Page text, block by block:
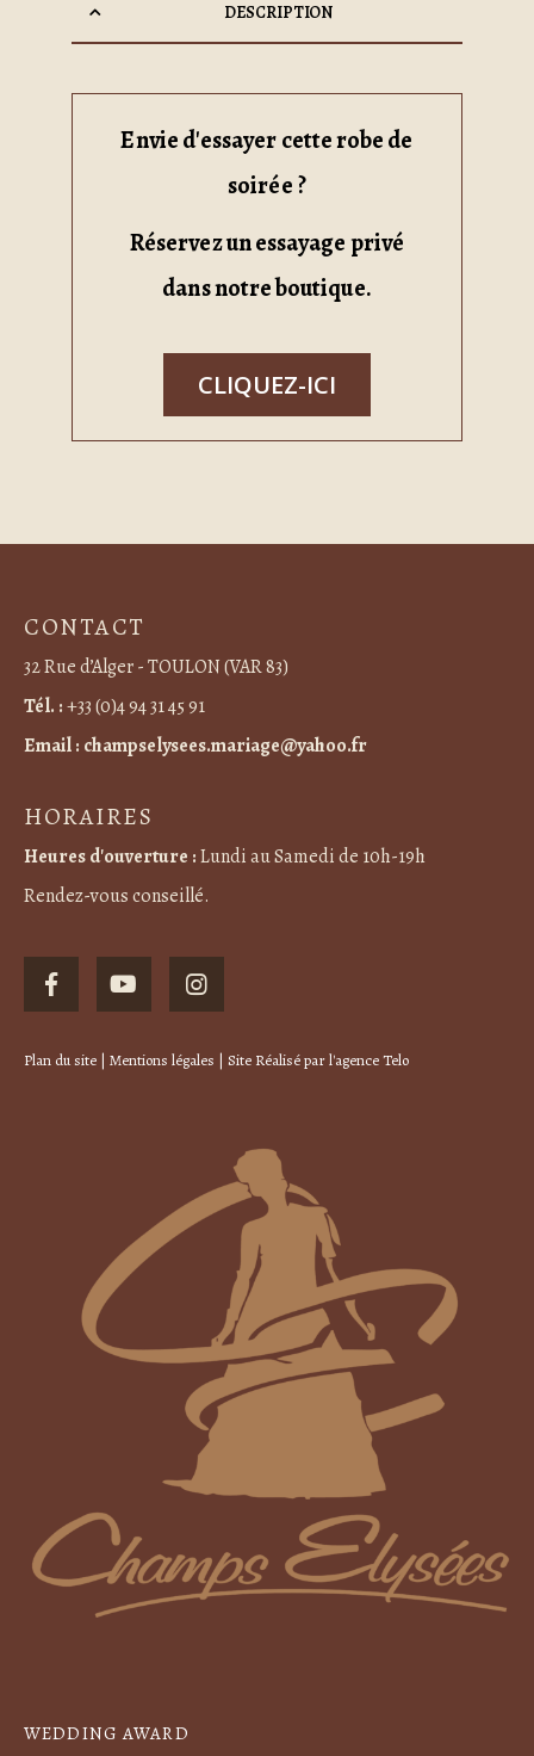
DESCRIPTION
Envie d'essayer cette robe de
soirée ?
Réservez un essayage privé
dans notre boutique.
CLIQUEZ-ICI
CONTACT
32 Rue d’Alger - TOULON (VAR 83)
Tél. :+33 (0)4 94 31 45 91
Email : champselysees.mariage@yahoo.fr
HORAIRES
Heures d'ouverture :Lundi au Samedi de 10h-19h
Rendez-vous conseillé.
Plan du site | Mentions légales | Site Réalisé parl'agence Telo
WEDDING AWARD